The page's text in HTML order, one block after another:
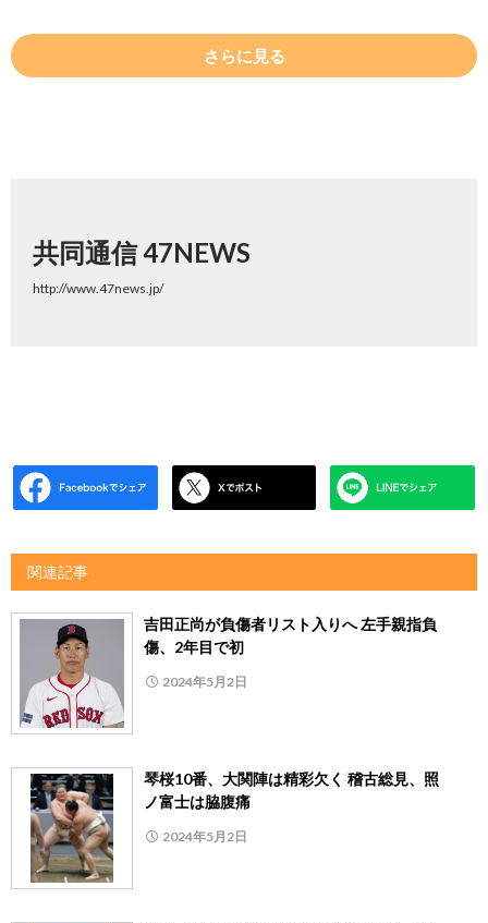
さらに見る
共同通信 47NEWS
http://www.47news.jp/
関連記事
吉田正尚が負傷者リスト入りへ 左手親指負
傷、2年目で初
2024年5月2日
琴桜10番、大関陣は精彩欠く 稽古総見、照
ノ富士は脇腹痛
2024年5月2日